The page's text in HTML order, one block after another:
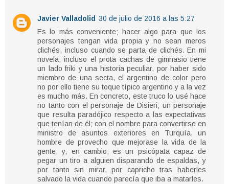
Javier Valladolid 30 de julio de 2016 a las 5:27
Es lo más conveniente; hacer algo para que los
personajes tengan vida propia y no sean meros
clichés, incluso cuando se parta de clichés. En mi
novela, incluso el prota cachas de gimnasio tiene
un lado friki y una historia peculiar, por haber sido
miembro de una secta, el argentino de color pero
no por ello tiene su toque típico argentino y a la vez
es mucho más. En concreto, este truco lo usé hace
no tanto con el personaje de Disieri; un personaje
que resulta paradójico respecto a las expectativas
que tenían de él; con el nombre para convertirse en
ministro de asuntos exteriores en Turquía, un
hombre de provecho que mejorase la vida de la
gente, y, en cambio, es un psicópata capaz de
pegar un tiro a alguien disparando de espaldas, y
por tanto sin mirar, por capricho tras haberles
salvado la vida cuando parecía que iba a matarles.